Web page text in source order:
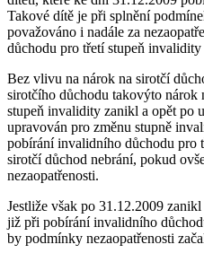
Takové dítě je při splnění
považováno i nadále za
důchodu pro třetí stupeň
Bez vlivu na nárok na sirotčí
sirotčího důchodu takovýto
stupeň invalidity zanikl a opět po
upravován pro změnu stupně
pobírání invalidního důchodu pro
sirotčí důchod nebrání, pokud
nezaopatřenosti.
Jestliže však po 31.12.2009
již při pobírání invalidního
by podmínky nezaopatřenosti